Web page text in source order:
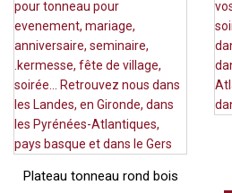
Plateau tonneau rond bois